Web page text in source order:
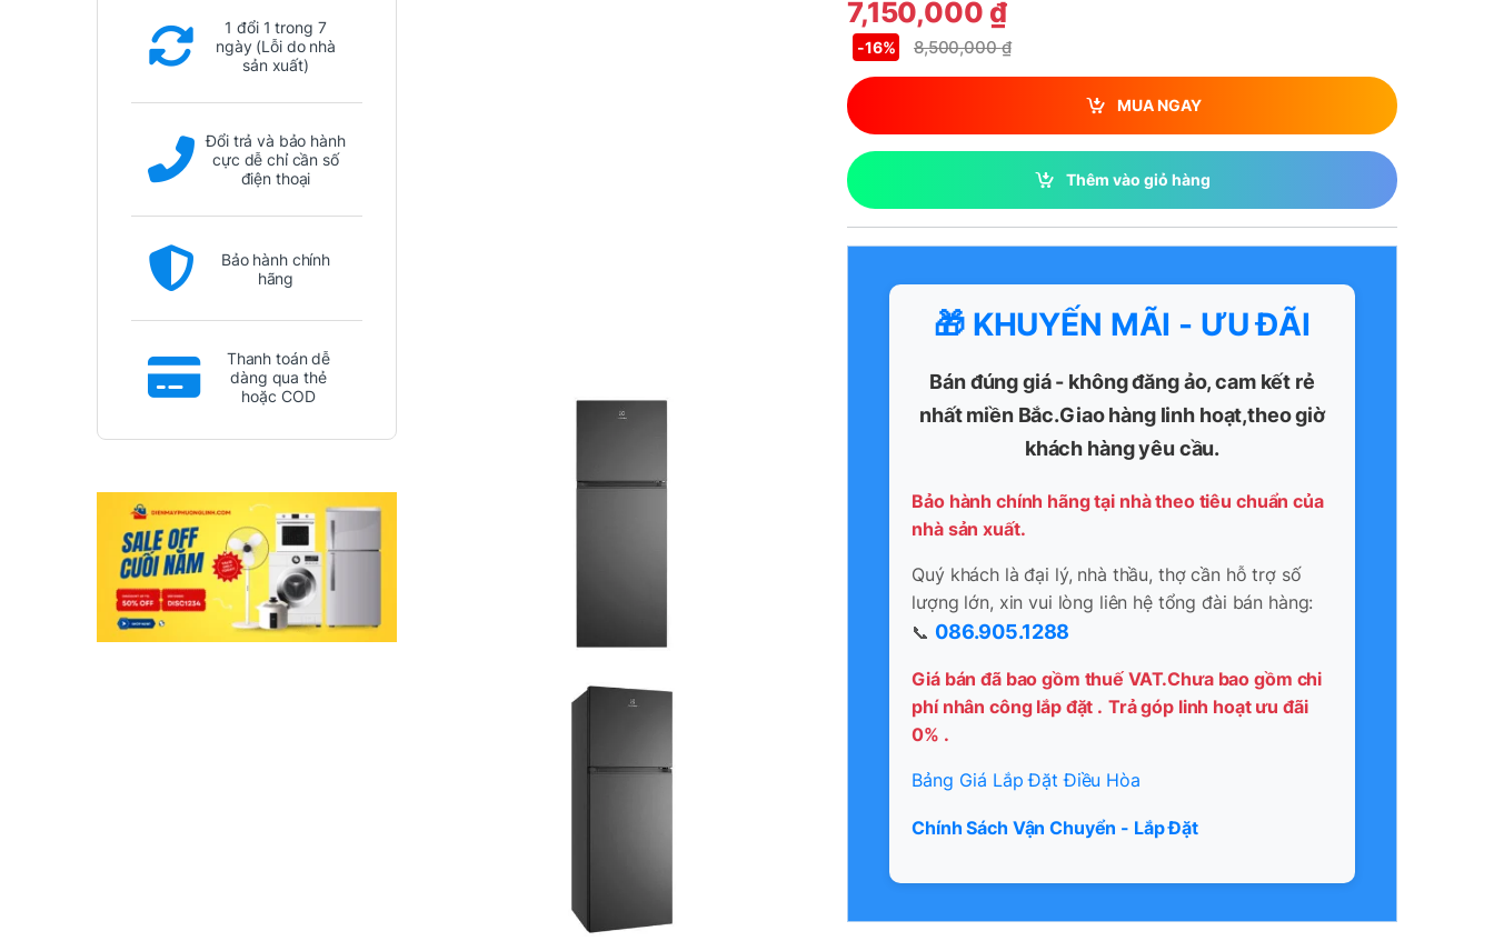
7,150,000 ₫
8,500,000₫
-16%
MUA NGAY
Thêm vào giỏ hàng
🎁 KHUYẾN MÃI - ƯU ĐÃI
Bán đúng giá - không đăng ảo, cam kết rẻ
nhất miền Bắc.Giao hàng linh hoạt,theo giờ
khách hàng yêu cầu.
Bảo hành chính hãng tại nhà theo tiêu chuẩn của
nhà sản xuất.
Quý khách là đại lý, nhà thầu, thợ cần hỗ trợ số
lượng lớn, xin vui lòng liên hệ tổng đài bán hàng:
📞 086.905.1288
Giá bán đã bao gồm thuế VAT.Chưa bao gồm chi
phí nhân công lắp đặt . Trả góp linh hoạt ưu đãi
0% .
Bảng Giá Lắp Đặt Điều Hòa
Chính Sách Vận Chuyển - Lắp Đặt
1 đổi 1 trong 7
ngày (Lỗi do nhà
sản xuất)
Đổi trả và bảo hành
cực dễ chỉ cần số
điện thoại
Bảo hành chính
hãng
Thanh toán dễ
dàng qua thẻ
hoặc COD